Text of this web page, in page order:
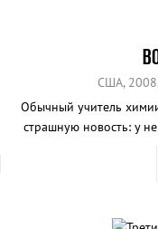
США,
Обычный учитель
страшную новость: у
семьи после своей